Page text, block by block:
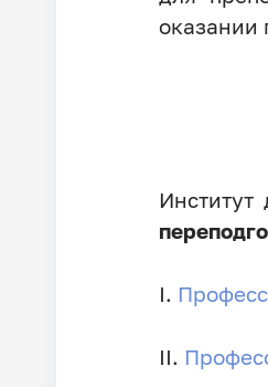
оказании
I.
II.